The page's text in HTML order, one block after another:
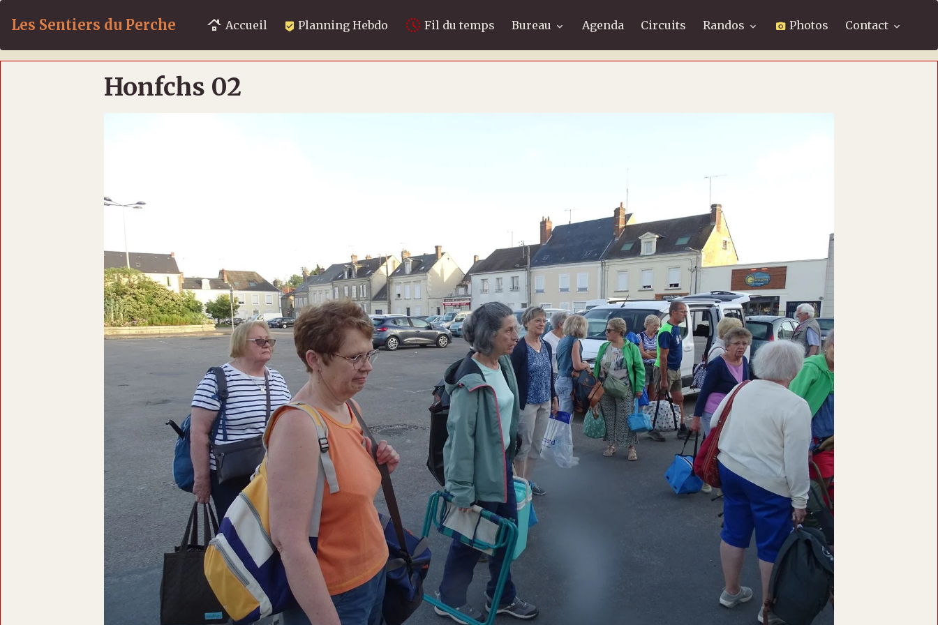
Les Sentiers du Perche Accueil Planning Hebdo Fil du temps Bureau Agenda Circuits Randos Photos Contact
Honfchs 02